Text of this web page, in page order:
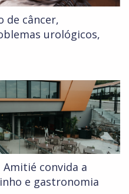
de câncer,
urológicos,
Amitié convida a
e gastronomia